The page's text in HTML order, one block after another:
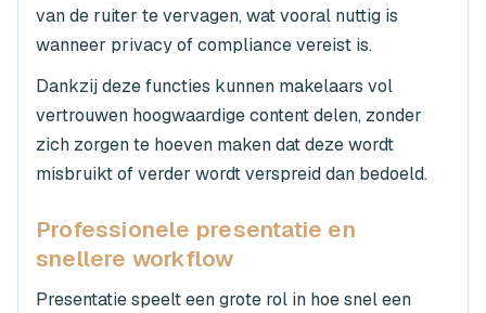
van de ruiter te vervagen, wat vooral nuttig is
wanneer privacy of compliance vereist is.
Dankzij deze functies kunnen makelaars vol
vertrouwen hoogwaardige content delen, zonder
zich zorgen te hoeven maken dat deze wordt
misbruikt of verder wordt verspreid dan bedoeld.
Professionele presentatie en
snellere workflow
Presentatie speelt een grote rol in hoe snel een